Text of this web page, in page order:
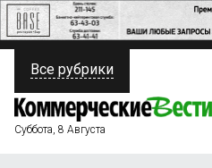
ПОЛИТИКА
ФИНАНСЫ
Все рубрики
Суббота, 8 Августа